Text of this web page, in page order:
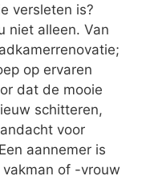
versleten is?
niet alleen. Van
op ervaren
dat de mooie
schitteren,
voor
aannemer is
of -vrouw